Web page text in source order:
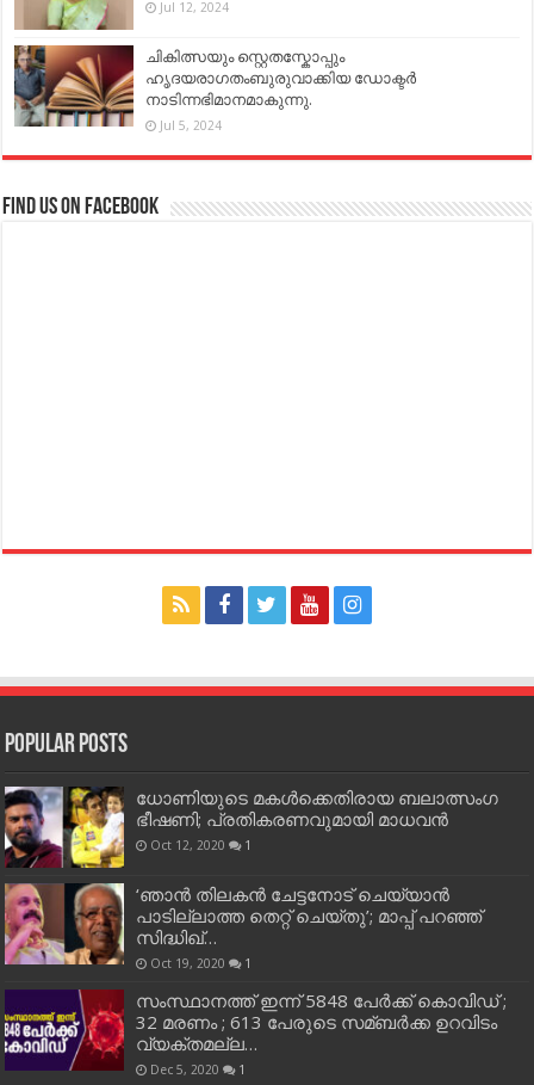
Jul 12, 2024
ചികിത്സയും സ്റ്റെതസ്കോപ്പും
ഹൃദയരാഗതംബുരുവാക്കിയ ഡോക്ടർ
നാടിന്നഭിമാനമാകുന്നു.
Jul 5, 2024
Find us on Facebook
Popular Posts
ധോണിയുടെ മകള്‍ക്കെതിരായ ബലാത്സംഗ
ഭീഷണി; പ്രതികരണവുമായി മാധവന്‍
Oct 12, 2020 1
‘ഞാന്‍ തിലകന്‍ ചേട്ടനോട് ചെയ്യാന്‍
പാടില്ലാത്ത തെറ്റ് ചെയ്തു’; മാപ്പ് പറഞ്ഞ്
സിദ്ധിഖ്…
Oct 19, 2020 1
സംസ്ഥാനത്ത് ഇന്ന് 5848 പേര്‍ക്ക് കൊവി‌ഡ് ;
32 മരണം ; 613 പേരുടെ സമ്ബര്‍ക്ക ഉറവിടം
വ്യക്തമല്ല…
Dec 5, 2020 1